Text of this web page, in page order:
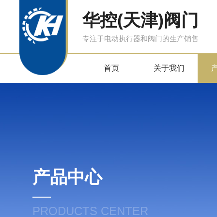
华控(天津)阀门
专注于电动执行器和阀门的生产销售
首页 关于我们
产品中心
PRODUCTS CENTER